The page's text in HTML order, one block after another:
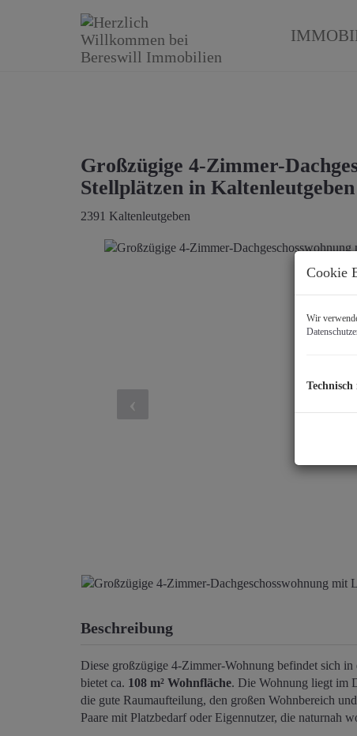
Großzügige 4-Zimmer-
Stellplätzen in Kaltenleutgeben
2391 Kaltenleutgeben
Beschreibung
Diese großzügige 4-Zimmer-Wohnung befindet sich
bietet ca. 108 m² Wohnfläche. Die Wohnung liegt im
die gute Raumaufteilung, den großen Wohnbereich
Paare mit Platzbedarf oder Eigennutzer, die naturnah
Cookie
Wir
Technisch